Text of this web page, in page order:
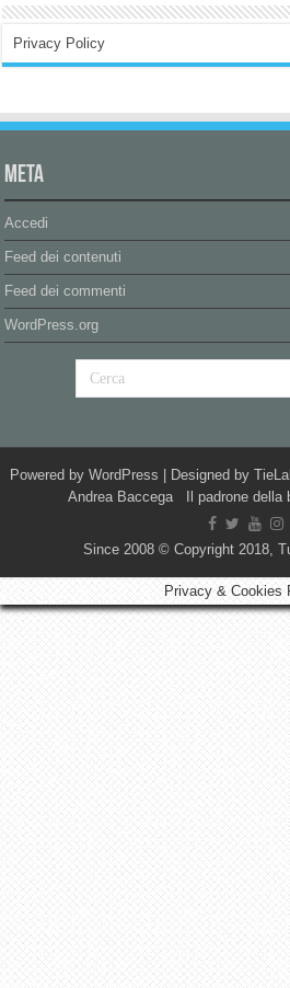
Privacy Policy
Meta
Accedi
Feed dei contenuti
Feed dei commenti
WordPress.org
Powered by WordPress | Designed by
Andrea Baccega Il padrone della
Since 2008 © Copyright 2018,
Privacy & Cookies